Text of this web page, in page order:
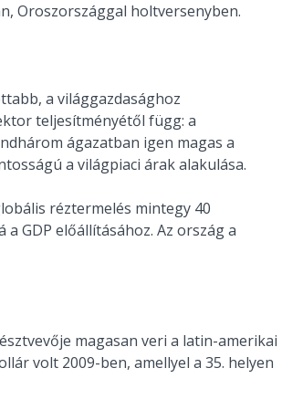
Oroszországgal holtversenyben.
a világgazdasághoz
teljesítményétől függ: a
ágazatban igen magas a
a világpiaci árak alakulása.
réztermelés mintegy 40
GDP előállításához. Az ország a
magasan veri a latin-amerikai
volt 2009-ben, amellyel a 35. helyen